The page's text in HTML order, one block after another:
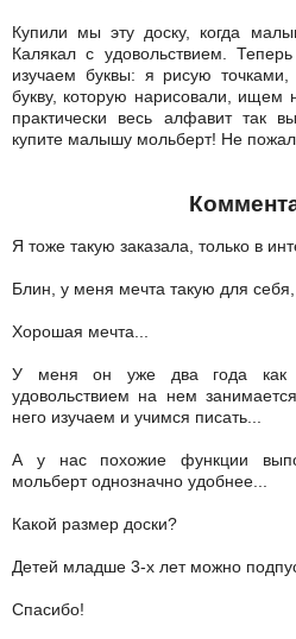
Купили мы эту доску, когда
Калякал с удовольствием.
изучаем буквы: я рисую
букву, которую нарисовали, ищем
практически весь алфавит так
купите малышу мольберт! Не
Я тоже такую заказала, только в
Блин, у меня мечта такую для
Хорошая мечта...
У меня он уже два года как
удовольствием на нем
него изучаем и учимся писать...
А у нас похожие функции
мольберт однозначно удобнее...
Какой размер доски?
Детей младше 3-х лет можно
Спасибо!